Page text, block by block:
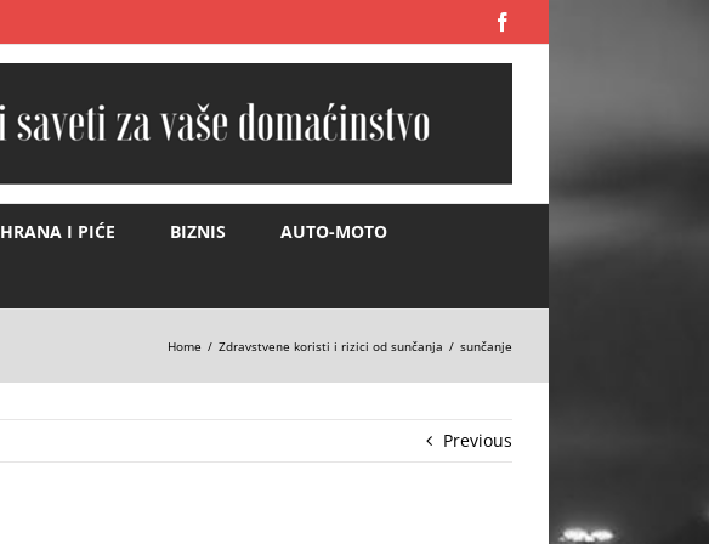
HRANA I PIĆE BIZNIS
AUTO-MOTO
Home Zdravstvene koristi i rizici od sunčanja sunčanje
Previous